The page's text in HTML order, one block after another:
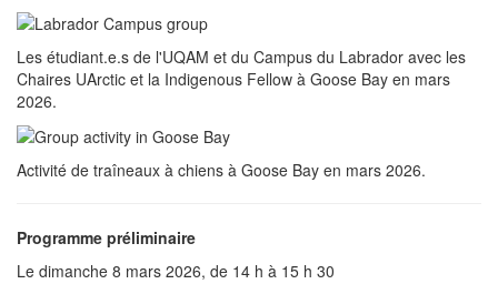
Les étudiant.e.s de l'UQAM et du Campus du Labrador avec les
Chaires UArctic et la Indigenous Fellow à Goose Bay en mars
2026.
Activité de traîneaux à chiens à Goose Bay en mars 2026.
Programme préliminaire
Le dimanche 8 mars 2026, de 14 h à 15 h 30